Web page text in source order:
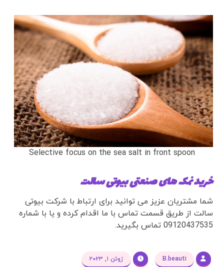
Selective focus on the sea salt in front spoon
خرید نمک های صنعتی بیوتی سالت
شما مشتریان عزیز می توانید برای ارتباط با شرکت بیوتی
سالت از طریق قسمت تماس با ما اقدام کرده و یا با شماره
09120437535 تماس بگیرید.
B.beauti ژوئن ۱, ۲۰۲۳